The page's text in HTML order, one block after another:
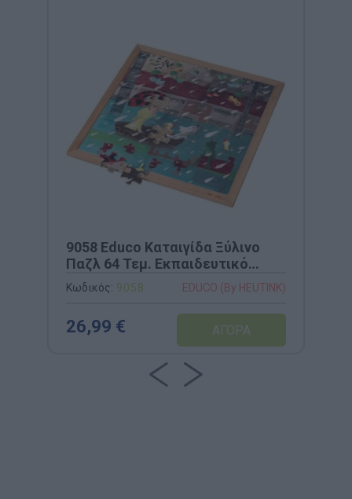
9058 Educo Καταιγίδα Ξύλινο
Παζλ 64 Τεμ. Εκπαιδευτικό
Παιχνίδι Καιρικών Φαινομένων
Κωδικός: 9058 EDUCO (By HEUTINK)
26,99 €